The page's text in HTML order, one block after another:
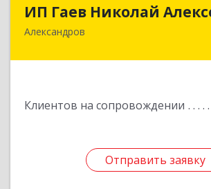
ИП Гаев Николай
Александров
Клиентов на сопровождении
Отправить заявку
601650, Владимирская обл,
Отправить заявку